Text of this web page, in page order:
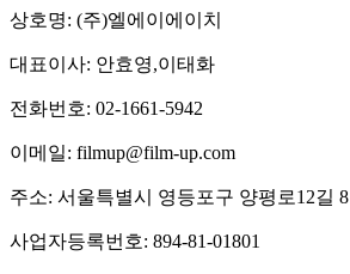
상호명: (주)엘에이에이치
대표이사: 안효영,이태화
전화번호: 02-1661-5942
이메일: filmup@film-up.com
주소: 서울특별시 영등포구 양평로12길 8
사업자등록번호: 894-81-01801